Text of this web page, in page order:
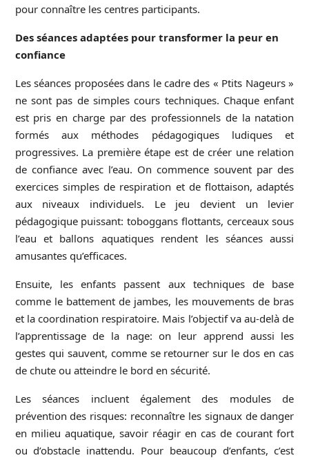
pour connaître les centres participants.
Des séances adaptées pour transformer la peur en
confiance
Les séances proposées dans le cadre des « Ptits Nageurs »
ne sont pas de simples cours techniques. Chaque enfant
est pris en charge par des professionnels de la natation
formés aux méthodes pédagogiques ludiques et
progressives. La première étape est de créer une relation
de confiance avec l’eau. On commence souvent par des
exercices simples de respiration et de flottaison, adaptés
aux niveaux individuels. Le jeu devient un levier
pédagogique puissant: toboggans flottants, cerceaux sous
l’eau et ballons aquatiques rendent les séances aussi
amusantes qu’efficaces.
Ensuite, les enfants passent aux techniques de base
comme le battement de jambes, les mouvements de bras
et la coordination respiratoire. Mais l’objectif va au-delà de
l’apprentissage de la nage: on leur apprend aussi les
gestes qui sauvent, comme se retourner sur le dos en cas
de chute ou atteindre le bord en sécurité.
Les séances incluent également des modules de
prévention des risques: reconnaître les signaux de danger
en milieu aquatique, savoir réagir en cas de courant fort
ou d’obstacle inattendu. Pour beaucoup d’enfants, c’est